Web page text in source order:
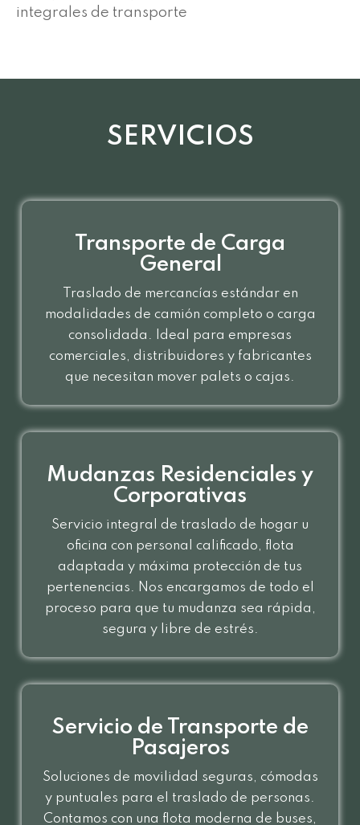
integrales de transporte
SERVICIOS
Transporte de Carga
General
Traslado de mercancías estándar en
modalidades de camión completo o carga
consolidada. Ideal para empresas
comerciales, distribuidores y fabricantes
que necesitan mover palets o cajas.
Mudanzas Residenciales y
Corporativas
Servicio integral de traslado de hogar u
oficina con personal calificado, flota
adaptada y máxima protección de tus
pertenencias. Nos encargamos de todo el
proceso para que tu mudanza sea rápida,
segura y libre de estrés.
Servicio de Transporte de
Pasajeros
Soluciones de movilidad seguras, cómodas
y puntuales para el traslado de personas.
Contamos con una flota moderna de buses,